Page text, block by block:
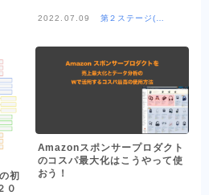
2022.07.09
第２ステージ(OE
初
０
Amazonスポンサープロダクト
のコスパ最大化はこうやって使
おう！